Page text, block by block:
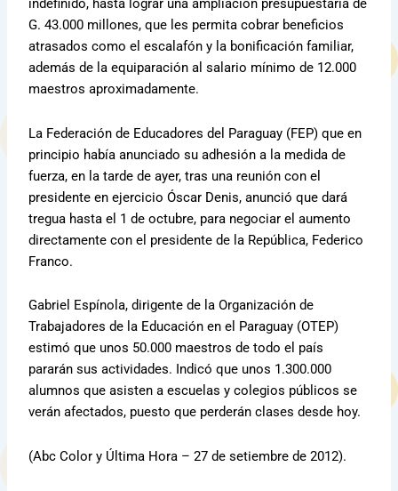
indefinido, hasta lograr una ampliación presupuestaria de
G. 43.000 millones, que les permita cobrar beneficios
atrasados como el escalafón y la bonificación familiar,
además de la equiparación al salario mínimo de 12.000
maestros aproximadamente.
La Federación de Educadores del Paraguay (FEP) que en
principio había anunciado su adhesión a la medida de
fuerza, en la tarde de ayer, tras una reunión con el
presidente en ejercicio Óscar Denis, anunció que dará
tregua hasta el 1 de octubre, para negociar el aumento
directamente con el presidente de la República, Federico
Franco.
Gabriel Espínola, dirigente de la Organización de
Trabajadores de la Educación en el Paraguay (OTEP)
estimó que unos 50.000 maestros de todo el país
pararán sus actividades. Indicó que unos 1.300.000
alumnos que asisten a escuelas y colegios públicos se
verán afectados, puesto que perderán clases desde hoy.
(Abc Color y Última Hora – 27 de setiembre de 2012).